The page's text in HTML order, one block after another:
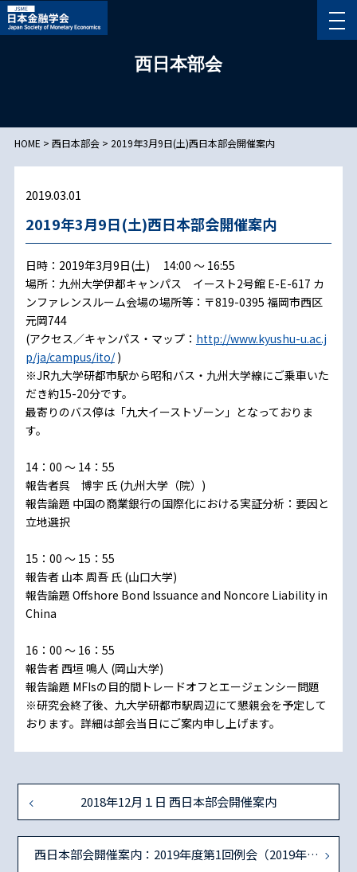
西日本部会
HOME > 西日本部会> 2019年3月9日(土)西日本部会開催案内
2019.03.01
2019年3月9日(土)西日本部会開催案内
日時：2019年3月9日(土) 14:00 ～ 16:55
場所：九州大学伊都キャンパス イースト2号館 E-E-617 カ
ンファレンスルーム会場の場所等：〒819-0395 福岡市西区
元岡744
(アクセス／キャンパス・マップ： http://www.kyushu-u.ac.j
p/ja/campus/ito/)
※JR九大学研都市駅から昭和バス・九州大学線にご乗車いた
だき約15-20分です。
最寄りのバス停は「九大イーストゾーン」となっておりま
す。
14：00 ～ 14：55
報告者呉 博宇 氏 (九州大学（院）)
報告論題 中国の商業銀行の国際化における実証分析：要因と
立地選択
15：00 ～ 15：55
報告者 山本 周吾 氏 (山口大学)
報告論題 Offshore Bond Issuance and Noncore Liability in
China
16：00 ～ 16：55
報告者 西垣 鳴人 (岡山大学)
報告論題 MFIsの目的間トレードオフとエージェンシー問題
※研究会終了後、九大学研都市駅周辺にて懇親会を予定して
おります。詳細は部会当日にご案内申し上げます。
2018年12月１日 西日本部会開催案内
西日本部会開催案内：2019年度第1回例会（2019年12月7日(土)）